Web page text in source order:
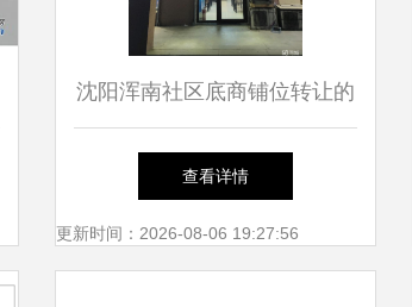
沈阳浑南社区底商铺位转让的
经营智慧与市场洞察
查看详情
更新时间：2026-08-06 19:27:56